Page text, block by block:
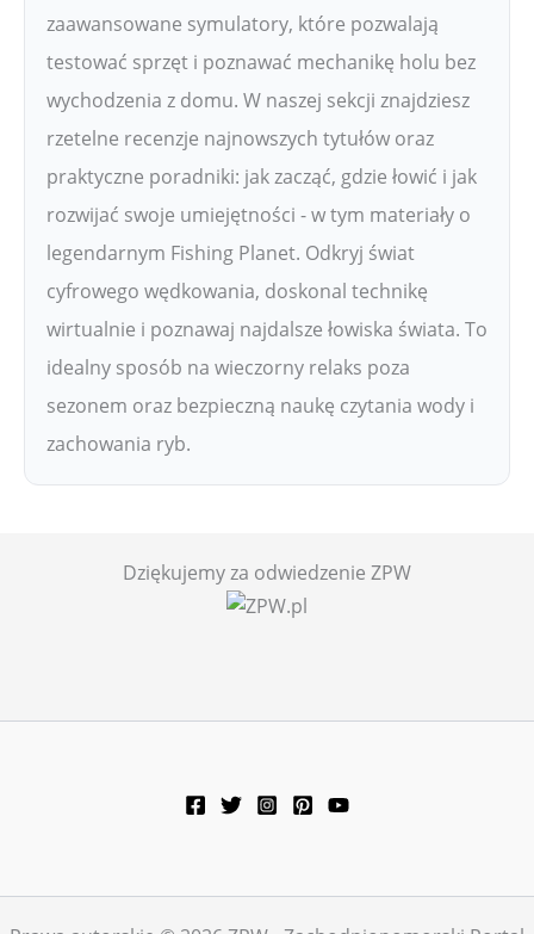
zaawansowane symulatory, które pozwalają
testować sprzęt i poznawać mechanikę holu bez
wychodzenia z domu. W naszej sekcji znajdziesz
rzetelne recenzje najnowszych tytułów oraz
praktyczne poradniki: jak zacząć, gdzie łowić i jak
rozwijać swoje umiejętności - w tym materiały o
legendarnym Fishing Planet. Odkryj świat
cyfrowego wędkowania, doskonal technikę
wirtualnie i poznawaj najdalsze łowiska świata. To
idealny sposób na wieczorny relaks poza
sezonem oraz bezpieczną naukę czytania wody i
zachowania ryb.
Dziękujemy za odwiedzenie ZPW